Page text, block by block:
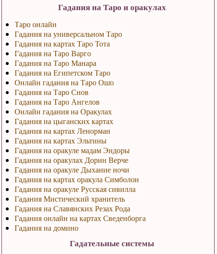
Гадания на Таро и оракулах
Таро онлайн
Гадания на универсальном Таро
Гадания на картах Таро Тота
Гадания на Таро Варго
Гадания на Таро Манара
Гадания на Египетском Таро
Онлайн гадания на Таро Ошо
Гадания на Таро Снов
Гадания на Таро Ангелов
Онлайн гадания на Оракулах
Гадания на цыганских картах
Гадания на картах Ленорман
Гадания на картах Эльтины
Гадания на оракуле мадам Эндоры
Гадания на оракулах Дорин Верче
Гадания на оракуле Дыхание ночи
Гадания на картах оракула Симболон
Гадания на оракуле Русская сивилла
Гадания Мистический хранитель
Гадания на Славянских Резах Рода
Гадания онлайн на картах Сведенборга
Гадания на домино
Гадательные системы